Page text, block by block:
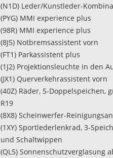
(N1D) Leder/Kunstleder-
(PYG) MMI experience plus
(98R) MMI experience plus
(8J5) Notbremsassistent vorn
(FT1) Parkassistent plus
(1J2) Projektionsleuchte in den
(JX1) Querverkehrassistent vorn
(40Z) Räder, 5-Doppelspeichen,
R19
(8X8) Scheinwerfer-
(1XY) Sportlederlenkrad, 3-
und Schaltwippen
(QL5) Sonnenschutzverglasung